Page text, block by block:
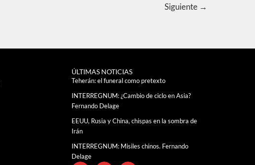
Siguiente →
ÚLTIMAS NOTICIAS
Teherán: el funeral como pretexto
INTERREGNUM: ¿Cambio de ciclo en Asia?
Fernando Delage
EEUU, Rusia y China, chispas en la sombra de
Irán
INTERREGNUM: Misiles chinos. Fernando
Delage